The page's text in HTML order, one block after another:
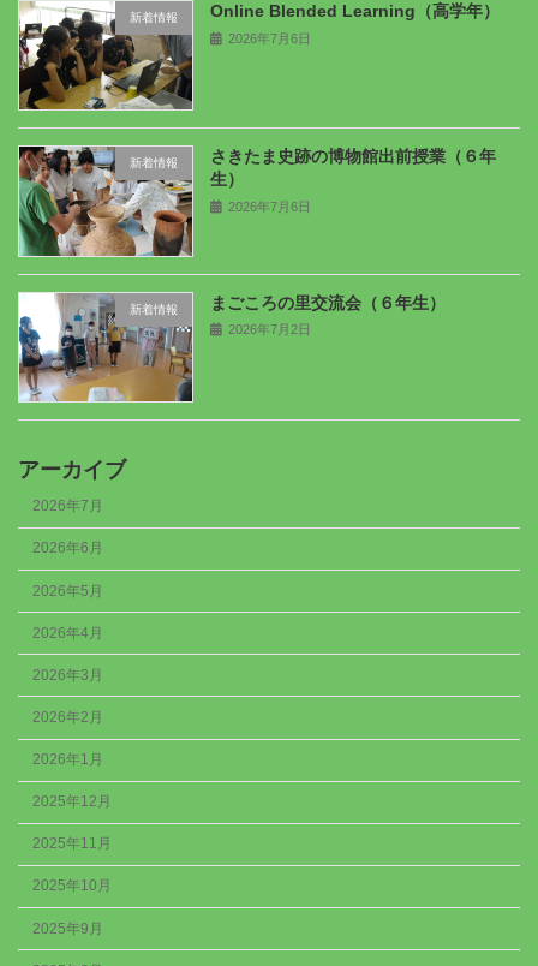
新着情報 Online Blended Learning（高学年）
2026年7月6日
新着情報
さきたま史跡の博物館出前授業（６年
生）
2026年7月6日
新着情報 まごころの里交流会（６年生）
2026年7月2日
アーカイブ
2026年7月
2026年6月
2026年5月
2026年4月
2026年3月
2026年2月
2026年1月
2025年12月
2025年11月
2025年10月
2025年9月